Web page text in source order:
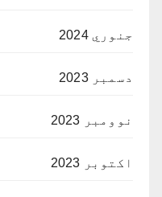
جنوري 2024
دسمبر 2023
نوومبر 2023
اکتوبر 2023